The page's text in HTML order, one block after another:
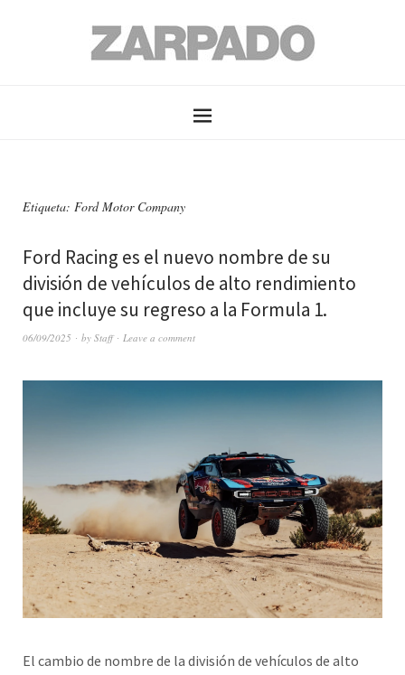
Etiqueta: Ford Motor Company
Ford Racing es el nuevo nombre de su
división de vehículos de alto rendimiento
que incluye su regreso a la Formula 1.
06/09/2025 by Staff Leave a comment
El cambio de nombre de la división de vehículos de alto